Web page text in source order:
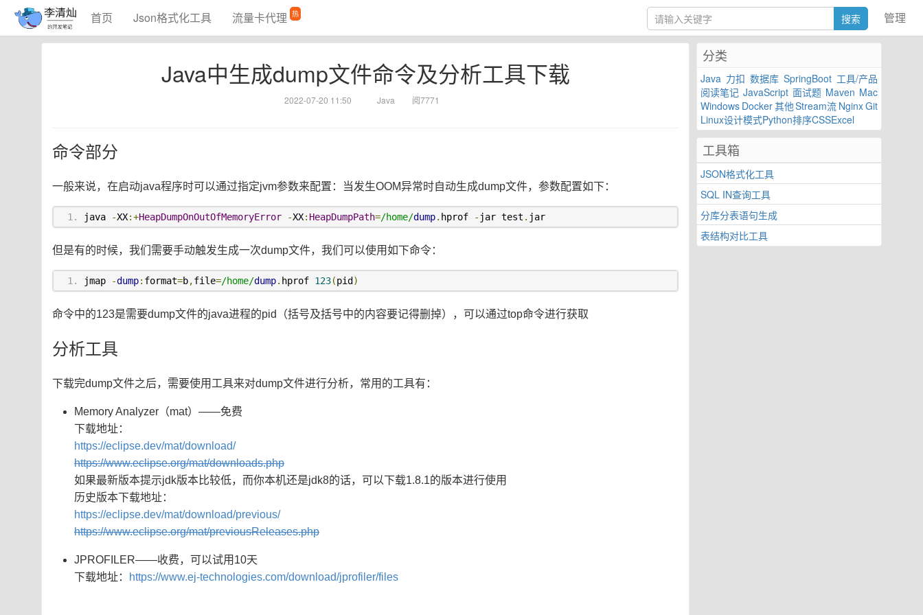
首页 Json格式化工具 流量卡代理 热 管理
Java中生成dump文件命令及分析工具下载
2022-07-20 11:50 Java 阅7771
命令部分
一般来说，在启动java程序时可以通过指定jvm参数来配置：当发生OOM异常时自动生成dump文件，参数配置如下：
java -XX:+HeapDumpOnOutOfMemoryError -XX: HeapDumpPath=/home/dump. hprof - jar test . jar
但是有的时候，我们需要手动触发生成一次dump文件，我们可以使用如下命令：
jmap -dump: format=b,file=/home/dump. hprof 123(pid )
命令中的123是需要dump文件的java进程的pid（括号及括号中的内容要记得删掉），可以通过top命令进行获取
分析工具
下载完dump文件之后，需要使用工具来对dump文件进行分析，常用的工具有：
Memory Analyzer（mat）——免费
下载地址：
https://eclipse.dev/mat/download/
https://www.eclipse.org/mat/downloads.php
如果最新版本提示jdk版本比较低，而你本机还是jdk8的话，可以下载1.8.1的版本进行使用
历史版本下载地址：
https://eclipse.dev/mat/download/previous/
https://www.eclipse.org/mat/previousReleases.php
JPROFILER——收费，可以试用10天
下载地址：
https://www.ej-technologies.com/download/jprofiler/files
分类
Java 力扣 数据库 SpringBoot 工具/产品
阅读笔记 JavaScript 面试题 Maven Mac
Windows Docker其他Stream流 NginxGit
Linux设计模式Python排序CSSExcel
工具箱
JSON格式化工具
SQL IN查询工具
分库分表语句生成
表结构对比工具